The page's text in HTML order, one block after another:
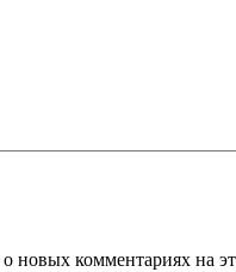
новых комментариях на